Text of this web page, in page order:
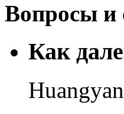
Вопросы и
Как